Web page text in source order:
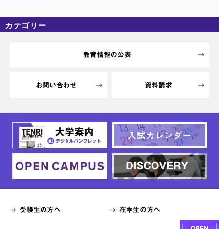
カテゴリー
教育情報の公表
お問い合わせ 資料請求
受験生の方へ 在学生の方へ